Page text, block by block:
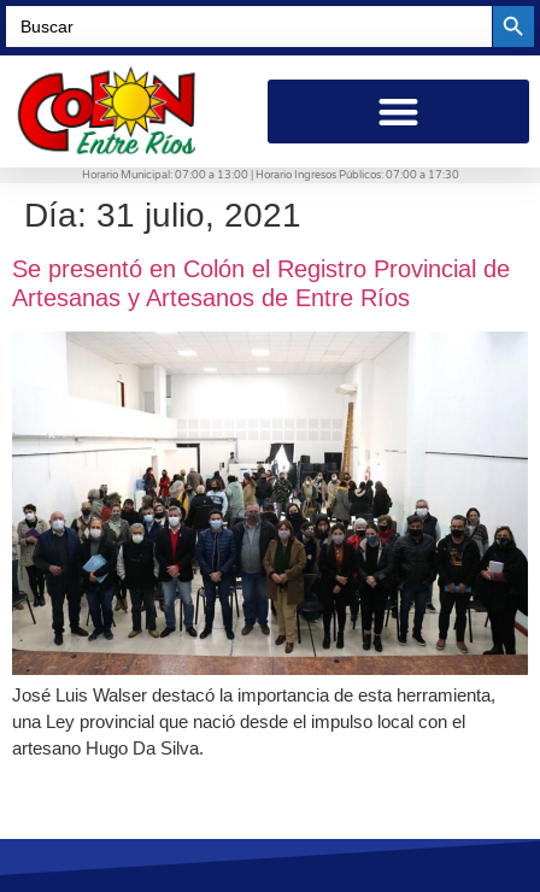
Search
for:
Horario Municipal: 07:00 a 13:00 | Horario Ingresos Públicos: 07:00 a 17:30
Día: 31 julio, 2021
Se presentó en Colón el Registro Provincial de
Artesanas y Artesanos de Entre Ríos
José Luis Walser destacó la importancia de esta herramienta,
una Ley provincial que nació desde el impulso local con el
artesano Hugo Da Silva.